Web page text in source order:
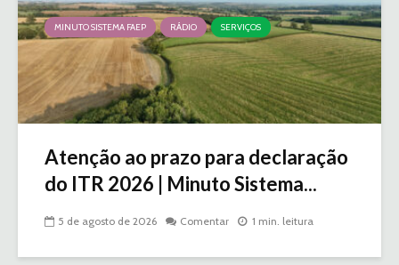
MINUTO SISTEMA FAEP RÁDIO SERVIÇOS
Atenção ao prazo para declaração
do ITR 2026 | Minuto Sistema...
5 de agosto de 2026 Comentar 1 min. leitura